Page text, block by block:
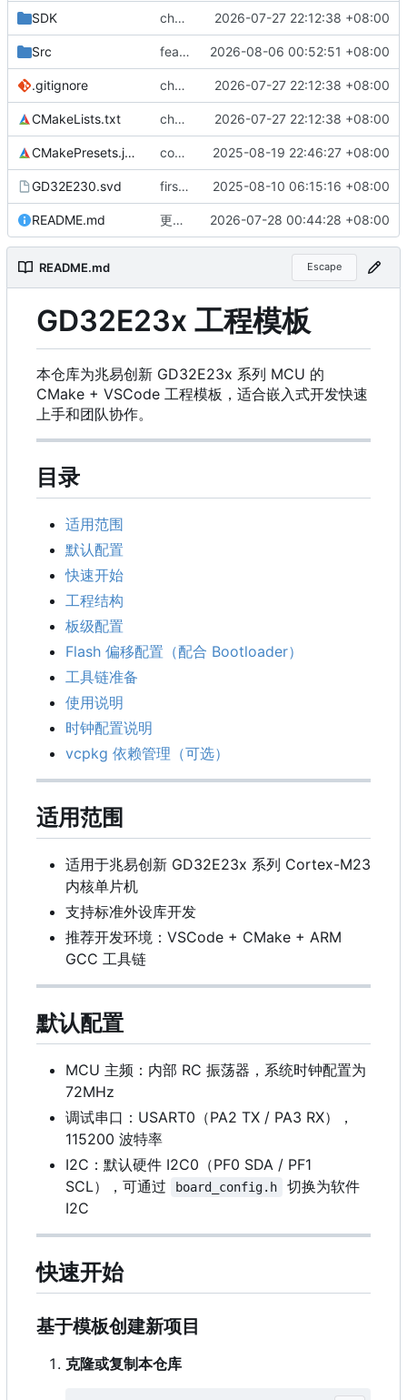
SDK chore: sync from actuator_ctrl as new template baseline 2026-07-27 22:12:38 +08:00
Src feat(I2C): 通用读写接口支持16位寄存器地址 2026-08-06 00:52:51 +08:00
.gitignore chore: sync from actuator_ctrl as new template baseline 2026-07-27 22:12:38 +08:00
CMakeLists.txt chore: sync from actuator_ctrl as new template baseline 2026-07-27 22:12:38 +08:00
CMakePresets.json commit 2025-08-19 22:46:27 +08:00
GD32E230.svd first commit 2025-08-10 06:15:16 +08:00
README.md 更改宏定义的开启方式 2026-07-28 00:44:28 +08:00
README.md Escape
GD32E23x 工程模板
本仓库为兆易创新 GD32E23x 系列 MCU 的
CMake + VSCode 工程模板，适合嵌入式开发快速
上手和团队协作。
目录
适用范围
默认配置
快速开始
工程结构
板级配置
Flash 偏移配置（配合 Bootloader）
工具链准备
使用说明
时钟配置说明
vcpkg 依赖管理（可选）
适用范围
适用于兆易创新 GD32E23x 系列 Cortex-M23
内核单片机
支持标准外设库开发
推荐开发环境：VSCode + CMake + ARM
GCC 工具链
默认配置
MCU 主频：内部 RC 振荡器，系统时钟配置为
72MHz
调试串口：USART0 （PA2 TX / PA3 RX），
115200 波特率
I2C：默认硬件 I2C0 （PF0 SDA / PF1
SCL），可通过
board_config.h
切换为软件
I2C
快速开始
基于模板创建新项目
克隆或复制本仓库